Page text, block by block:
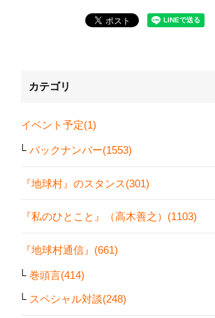
カテゴリ
イベント予定(1)
バックナンバー(1553)
『地球村』のスタンス(301)
『私のひとこと』（高木善之）(1103)
『地球村通信』(661)
巻頭言(414)
スペシャル対談(248)